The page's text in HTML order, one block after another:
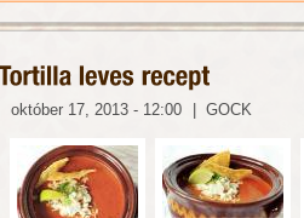
október 17, 2013 - 12:00 GOCK